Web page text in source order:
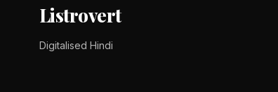
Listrovert
Digitalised Hindi